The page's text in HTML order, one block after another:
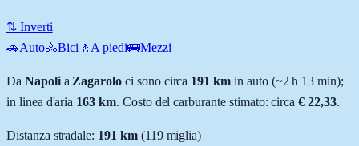
⇅ Inverti
🚗Auto🚴Bici 🚶 A piedi🚌Mezzi
Da Napolia Zagarolo ci sono circa 191 km in auto (~2 h 13 min);
in linea d'aria 163 km. Costo del carburante stimato: circa € 22,33.
Distanza stradale: 191 km (119miglia)